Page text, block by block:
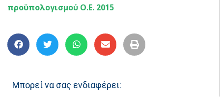
προϋπολογισμού Ο.Ε. 2015
Μπορεί να σας ενδιαφέρει: